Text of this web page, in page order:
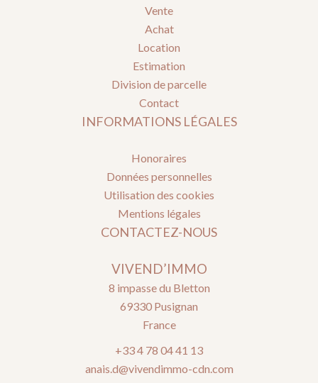
Vente
Achat
Location
Estimation
Division de parcelle
Contact
INFORMATIONS LÉGALES
Honoraires
Données personnelles
Utilisation des cookies
Mentions légales
CONTACTEZ-NOUS
VIVEND’IMMO
8 impasse du Bletton
69330 Pusignan
France
+33 4 78 04 41 13
anais.d@vivendimmo-cdn.com